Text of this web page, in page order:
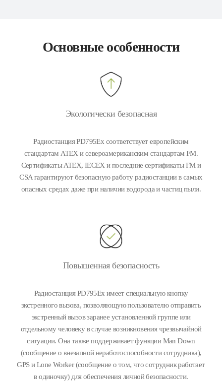
Основные особенности
Экологически безопасная
Радиостанция PD795Ex соответствует европейским
стандартам ATEX и североамериканским стандартам FM.
Сертификаты ATEX, IECEX и последние сертификаты FM и
CSA гарантируют безопасную работу радиостанции в самых
опасных средах даже при наличии водорода и частиц пыли.
Повышенная безопасность
Радиостанция PD795Ex имеет специальную кнопку
экстренного вызова, позволяющую пользователю отправить
экстренный вызов заранее установленной группе или
отдельному человеку в случае возникновения чрезвычайной
ситуации. Она также поддерживает функции Man Down
(сообщение о внезапной неработоспособности сотрудника),
GPS и Lone Worker (сообщение о том, что сотрудник работает
в одиночку) для обеспечения личной безопасности.